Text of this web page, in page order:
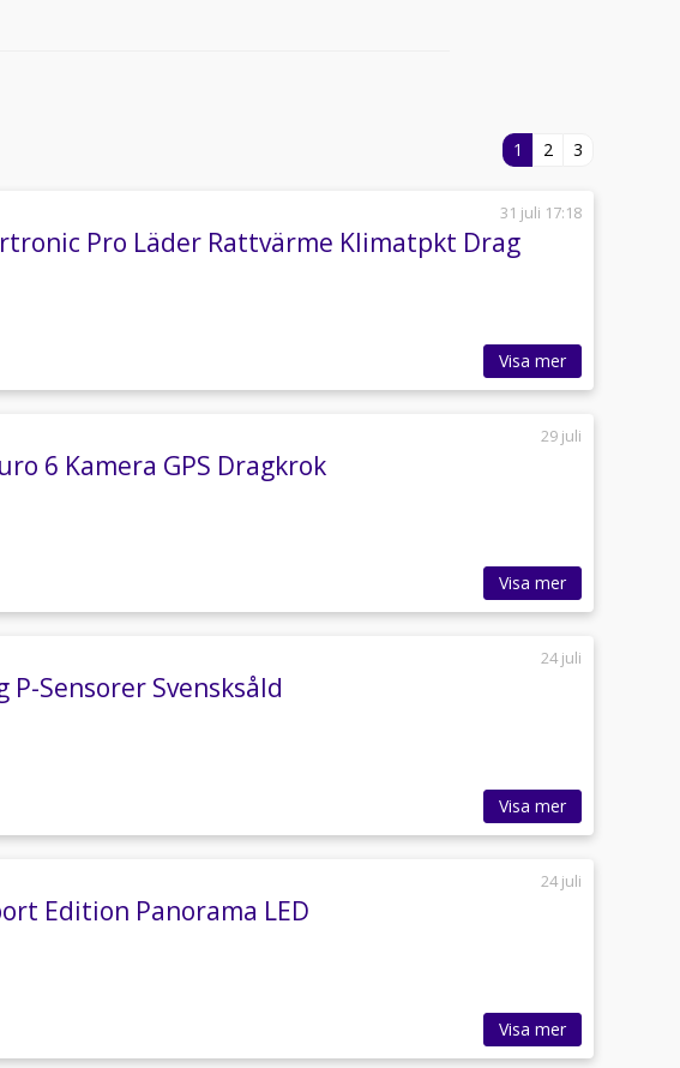
1 2 3
31 juli 17:18
Pro Läder Rattvärme Klimatpkt Drag
Visa mer
29 juli
6 Kamera GPS Dragkrok
Visa mer
24 juli
Sensorer Svensksåld
Visa mer
24 juli
Edition Panorama LED
Visa mer